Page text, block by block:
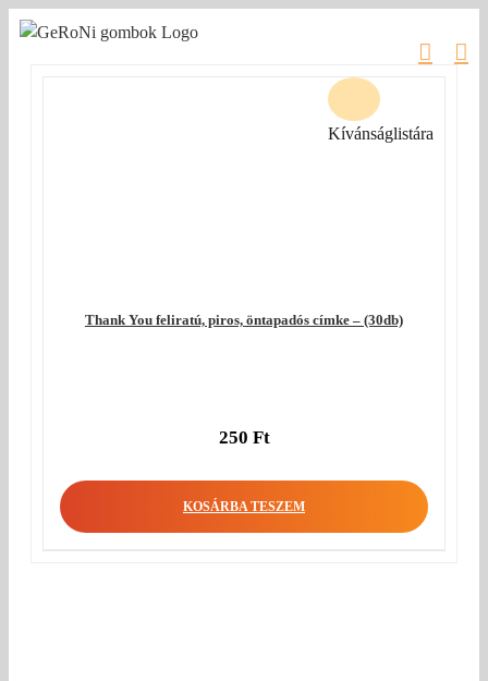
Kihagyás
Thank You feliratú, piros, öntapadós címke – (30db)
250 Ft
KOSÁRBA TESZEM
Kívánságlistára